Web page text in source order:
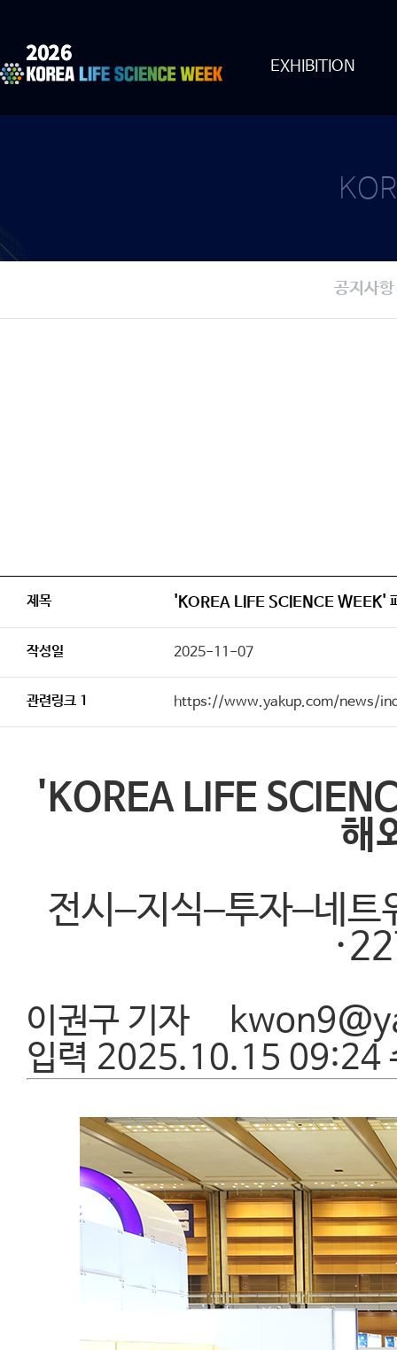
EXHIBITION
공지사항
제목 'KOREA LIFE SCIENCE WEEK'
작성일 2025-11-07
관련링크 1 https://www.yakup.com/news/
'KOREA LIFE
해
전시–지식–투자–네트
이권구 기자
입력 2025.10.15 09:24